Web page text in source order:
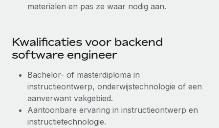
Phiture, een toonaangevende leider in de wereldwijde
mobiele groeiadviessector, zet zich sinds 2016...
Meer informatie
materialen en pas ze waar nodig aan.
Kwalificaties voor backend
software engineer
Bachelor- of masterdiploma in
instructieontwerp, onderwijstechnologie of een
aanverwant vakgebied.
Aantoonbare ervaring in instructieontwerp en
instructietechnologie.